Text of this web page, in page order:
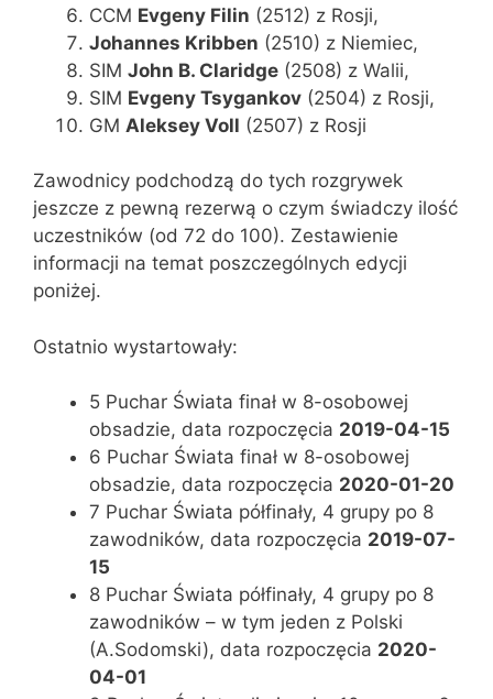
CCM Evgeny Filin (2512) z Rosji,
Johannes Kribben (2510) z Niemiec,
SIM John B. Claridge (2508) z Walii,
SIM Evgeny Tsygankov (2504) z Rosji,
GM Aleksey Voll (2507) z Rosji
Zawodnicy podchodzą do tych rozgrywek
jeszcze z pewną rezerwą o czym świadczy ilość
uczestników (od 72 do 100). Zestawienie
informacji na temat poszczególnych edycji
poniżej.
Ostatnio wystartowały:
5 Puchar Świata finał w 8-osobowej
obsadzie, data rozpoczęcia 2019-04-15
6 Puchar Świata finał w 8-osobowej
obsadzie, data rozpoczęcia 2020-01-20
7 Puchar Świata półfinały, 4 grupy po 8
zawodników, data rozpoczęcia 2019-07-
15
8 Puchar Świata półfinały, 4 grupy po 8
zawodników – w tym jeden z Polski
(A.Sodomski), data rozpoczęcia 2020-
04-01